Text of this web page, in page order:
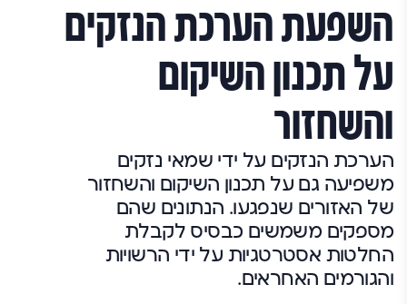
השפעת הערכת הנזקים
על תכנון השיקום
והשחזור
הערכת הנזקים על ידי שמאי נזקים
משפיעה גם על תכנון השיקום והשחזור
של האזורים שנפגעו. הנתונים שהם
מספקים משמשים כבסיס לקבלת
החלטות אסטרטגיות על ידי הרשויות
והגורמים האחראים.